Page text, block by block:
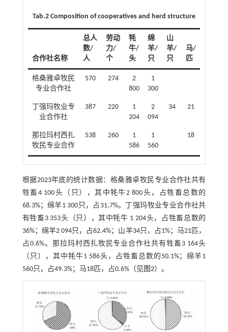
Tab.2 Composition of cooperatives and herd structure
合作社名称
总人
数/
人
劳动
力/
个
牦
牛/
头
绵
羊/
只
山
羊/
只
马/
匹
格桑雅卓牧民
专业合作社
570 274
2
800
1
300
丁强玛牧业专
业合作社
387 220
1
204
2
094
34 21
那拉玛村西扎
牧民专业合作
538 260
1
586
1
560
18
根据2023年底的统计数据：格桑雅卓牧民专业合作社共有
牲畜4 100头（只），其中牦牛2 800头，占牲畜总数的
68.3%；绵羊1 300只，占31.7%。丁强玛牧业专业合作社共
有牲畜3 353头（只），其中牦牛 1 204头，占牲畜总数的
36%；绵羊2 094只，占62.4%；山羊34只，占1%；马21匹，
占0.6%。那拉玛村西扎牧民专业合作社共有牲畜3 164头
（只），其中牦牛1 586头，占牲畜总数的50.1%；绵羊1
560只，占49.3%；马18匹，占0.6%（见图2）。